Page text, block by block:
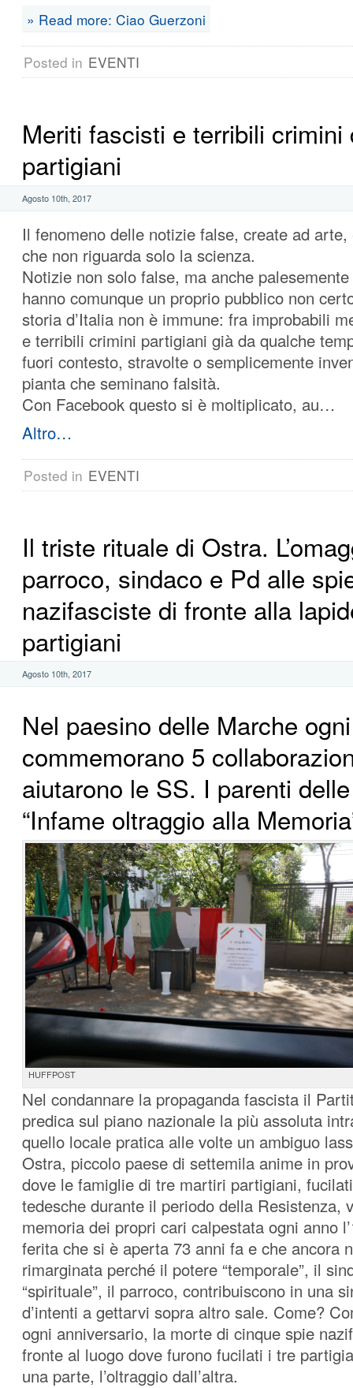
» Read more: Ciao Guerzoni
Posted in EVENTI
Meriti fascisti e terribili crimini
partigiani
Agosto 10th, 2017
Il fenomeno delle notizie false, create ad arte,
che non riguarda solo la scienza.
Notizie non solo false, ma anche
hanno comunque un proprio pubblico non
storia d’Italia non è immune: fra improbabili
e terribili crimini partigiani già da qualche
fuori contesto, stravolte o semplicemente
pianta che seminano falsità.
Con Facebook questo si è moltiplicato, au…
Altro…
Posted in EVENTI
Il triste rituale di Ostra.
parroco, sindaco e Pd alle
nazifasciste di fronte alla
partigiani
Agosto 10th, 2017
Nel paesino delle Marche
commemorano 5
aiutarono le SS. I parenti
“Infame oltraggio alla
HUFFPOST
Nel condannare la propaganda fascista il
predica sul piano nazionale la più assoluta
quello locale pratica alle volte un ambiguo
Ostra, piccolo paese di settemila anime in
dove le famiglie di tre martiri partigiani,
tedesche durante il periodo della Resistenza,
memoria dei propri cari calpestata ogni anno
ferita che si è aperta 73 anni fa e che ancora
rimarginata perché il potere “temporale”, il
“spirituale”, il parroco, contribuiscono in una
d’intenti a gettarvi sopra altro sale. Come?
ogni anniversario, la morte di cinque spie
fronte al luogo dove furono fucilati i tre
una parte, l’oltraggio dall’altra.